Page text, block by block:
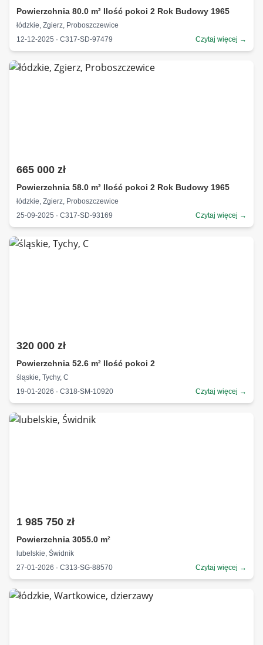
Powierzchnia 80.0 m² Ilość pokoi 2 Rok Budowy 1965
łódzkie, Zgierz, Proboszczewice
12-12-2025 · C317-SD-97479
Czytaj więcej →
665 000 zł
Powierzchnia 58.0 m² Ilość pokoi 2 Rok Budowy 1965
łódzkie, Zgierz, Proboszczewice
25-09-2025 · C317-SD-93169
Czytaj więcej →
320 000 zł
Powierzchnia 52.6 m² Ilość pokoi 2
śląskie, Tychy, C
19-01-2026 · C318-SM-10920
Czytaj więcej →
1 985 750 zł
Powierzchnia 3055.0 m²
lubelskie, Świdnik
27-01-2026 · C313-SG-88570
Czytaj więcej →